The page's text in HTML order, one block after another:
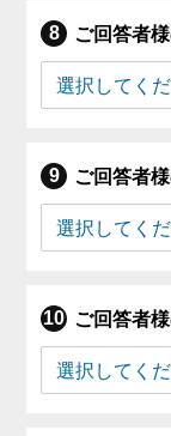
ご回答者
ご回答者
ご回答者